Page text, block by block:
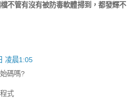
不管有沒有被防毒軟體掃到，都發輝不
凌晨1:05
碼嗎?
式